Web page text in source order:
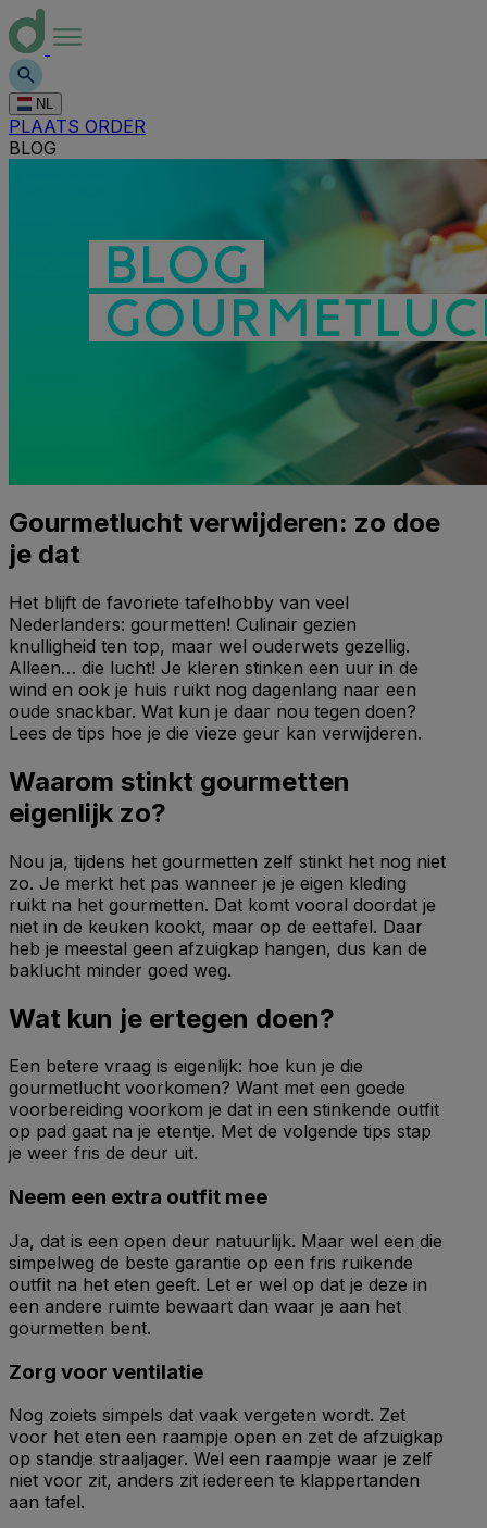
NL
PLAATS ORDER
BLOG
Gourmetlucht verwijderen: zo doe
je dat
Het blijft de favoriete tafelhobby van veel
Nederlanders: gourmetten! Culinair gezien
knulligheid ten top, maar wel ouderwets gezellig.
Alleen… die lucht! Je kleren stinken een uur in de
wind en ook je huis ruikt nog dagenlang naar een
oude snackbar. Wat kun je daar nou tegen doen?
Lees de tips hoe je die vieze geur kan verwijderen.
Waarom stinkt gourmetten
eigenlijk zo?
Nou ja, tijdens het gourmetten zelf stinkt het nog niet
zo. Je merkt het pas wanneer je je eigen kleding
ruikt na het gourmetten. Dat komt vooral doordat je
niet in de keuken kookt, maar op de eettafel. Daar
heb je meestal geen afzuigkap hangen, dus kan de
baklucht minder goed weg.
Wat kun je ertegen doen?
Een betere vraag is eigenlijk: hoe kun je die
gourmetlucht voorkomen? Want met een goede
voorbereiding voorkom je dat in een stinkende outfit
op pad gaat na je etentje. Met de volgende tips stap
je weer fris de deur uit.
Neem een extra outfit mee
Ja, dat is een open deur natuurlijk. Maar wel een die
simpelweg de beste garantie op een fris ruikende
outfit na het eten geeft. Let er wel op dat je deze in
een andere ruimte bewaart dan waar je aan het
gourmetten bent.
Zorg voor ventilatie
Nog zoiets simpels dat vaak vergeten wordt. Zet
voor het eten een raampje open en zet de afzuigkap
op standje straaljager. Wel een raampje waar je zelf
niet voor zit, anders zit iedereen te klappertanden
aan tafel.